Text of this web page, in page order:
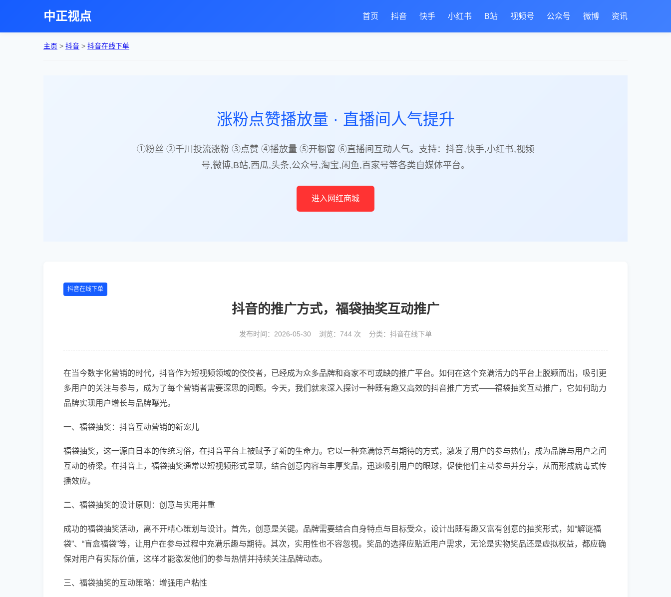
中正视点 首页 抖音 快手 小红书 B站 视频号 公众号 微博 资讯
主页 > 抖音 > 抖音在线下单
涨粉点赞播放量 · 直播间人气提升
①粉丝 ②千川投流涨粉 ③点赞 ④播放量 ⑤开橱窗 ⑥直播间互动人气。支持：抖音,快手,小红书,视频
号,微博,B站,西瓜,头条,公众号,淘宝,闲鱼,百家号等各类自媒体平台。
进入网红商城
抖音在线下单
抖音的推广方式，福袋抽奖互动推广
发布时间：2026-05-30 浏览：744 次 分类：抖音在线下单
在当今数字化营销的时代，抖音作为短视频领域的佼佼者，已经成为众多品牌和商家不可或缺的推广平台。如何在这个充满活力的平台上脱颖而出，吸引更
多用户的关注与参与，成为了每个营销者需要深思的问题。今天，我们就来深入探讨一种既有趣又高效的抖音推广方式——福袋抽奖互动推广，它如何助力
品牌实现用户增长与品牌曝光。
一、福袋抽奖：抖音互动营销的新宠儿
福袋抽奖，这一源自日本的传统习俗，在抖音平台上被赋予了新的生命力。它以一种充满惊喜与期待的方式，激发了用户的参与热情，成为品牌与用户之间
互动的桥梁。在抖音上，福袋抽奖通常以短视频形式呈现，结合创意内容与丰厚奖品，迅速吸引用户的眼球，促使他们主动参与并分享，从而形成病毒式传
播效应。
二、福袋抽奖的设计原则：创意与实用并重
成功的福袋抽奖活动，离不开精心策划与设计。首先，创意是关键。品牌需要结合自身特点与目标受众，设计出既有趣又富有创意的抽奖形式，如“解谜福
袋”、“盲盒福袋”等，让用户在参与过程中充满乐趣与期待。其次，实用性也不容忽视。奖品的选择应贴近用户需求，无论是实物奖品还是虚拟权益，都应确
保对用户有实际价值，这样才能激发他们的参与热情并持续关注品牌动态。
三、福袋抽奖的互动策略：增强用户粘性